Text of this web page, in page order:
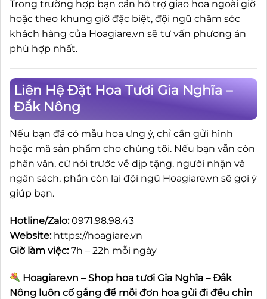
Trong trường hợp bạn cần hỗ trợ giao hoa ngoài giờ
hoặc theo khung giờ đặc biệt, đội ngũ chăm sóc
khách hàng của Hoagiare.vn sẽ tư vấn phương án
phù hợp nhất.
Liên Hệ Đặt Hoa Tươi Gia Nghĩa –
Đắk Nông
Nếu bạn đã có mẫu hoa ưng ý, chỉ cần gửi hình
hoặc mã sản phẩm cho chúng tôi. Nếu bạn vẫn còn
phân vân, cứ nói trước về dịp tặng, người nhận và
ngân sách, phần còn lại đội ngũ Hoagiare.vn sẽ gợi ý
giúp bạn.
Hotline/Zalo:0971.98.98.43
Website: https://hoagiare.vn
Giờ làm việc:7h – 22h mỗi ngày
Hoagiare.vn – Shop hoa tươi Gia Nghĩa – Đắk
Nông luôn cố gắng để mỗi đơn hoa gửi đi đều chỉn